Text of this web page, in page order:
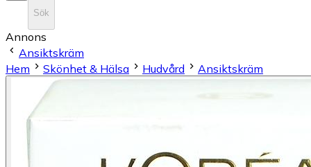
Sök
Annons
Ansiktskräm
Hem
Skönhet & Hälsa Hudvård Ansiktskräm